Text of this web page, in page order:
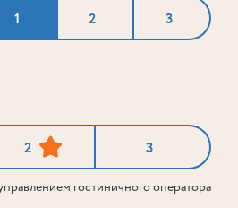
1 2 3
2 3
гостиничного оператора